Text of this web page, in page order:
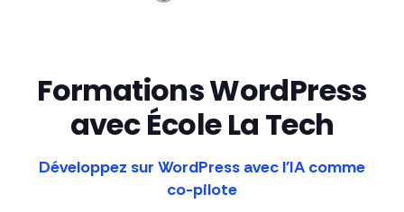
Formations WordPress
avec École La Tech
Développez sur WordPress avec l'IA comme
co-pilote